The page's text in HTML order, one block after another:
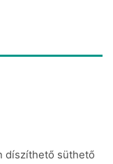
díszíthető süthető